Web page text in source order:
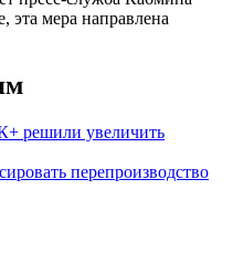
эта мера направлена
решили увеличить
перепроизводство